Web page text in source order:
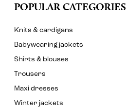
POPULAR CATEGORIES
Knits & cardigans
Babywearing jackets
Shirts & blouses
Trousers
Maxi dresses
Winter jackets